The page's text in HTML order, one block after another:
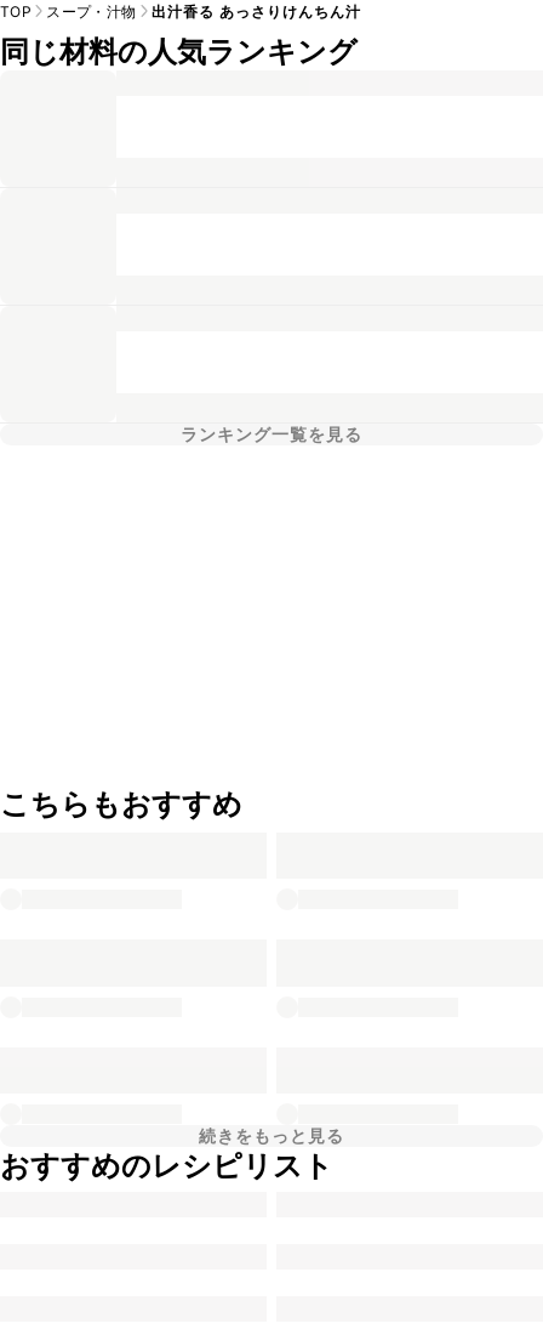
TOP スープ・汁物 出汁香る あっさりけんちん汁
同じ材料の人気ランキング
ランキング一覧を見る
こちらもおすすめ
続きをもっと見る
おすすめのレシピリスト